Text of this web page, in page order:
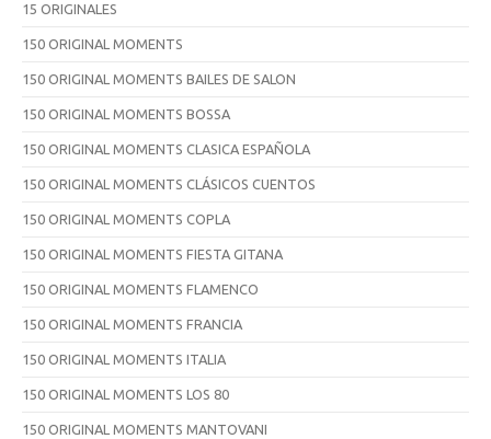
15 ORIGINALES
150 ORIGINAL MOMENTS
150 ORIGINAL MOMENTS BAILES DE SALON
150 ORIGINAL MOMENTS BOSSA
150 ORIGINAL MOMENTS CLASICA ESPAÑOLA
150 ORIGINAL MOMENTS CLÁSICOS CUENTOS
150 ORIGINAL MOMENTS COPLA
150 ORIGINAL MOMENTS FIESTA GITANA
150 ORIGINAL MOMENTS FLAMENCO
150 ORIGINAL MOMENTS FRANCIA
150 ORIGINAL MOMENTS ITALIA
150 ORIGINAL MOMENTS LOS 80
150 ORIGINAL MOMENTS MANTOVANI